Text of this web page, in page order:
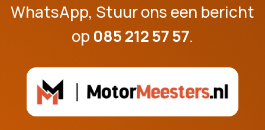
WhatsApp, Stuur ons een bericht
op 085 212 57 57.